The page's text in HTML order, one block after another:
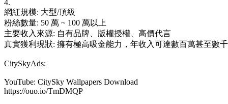
4.
網紅規模: 大型/頂級
粉絲數量: 50 萬 ~ 100 萬以上
主要收入來源: 自有品牌、版權授權、高價代言
真實獲利現狀: 擁有極高吸金能力，年收入可達數百萬甚至數
CitySkyAds:
YouTube: CitySky Wallpapers Download
https://ouo.io/TmDMQP